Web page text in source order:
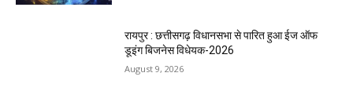
रायपुर : छत्तीसगढ़ विधानसभा से पारित हुआ ईज ऑफ
डूइंग बिजनेस विधेयक-2026
August 9, 2026